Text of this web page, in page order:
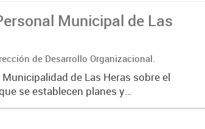
Municipal de Las
de Desarrollo Organizacional.
de Las Heras sobre el
se establecen planes y
personal municipal. Partiendo del